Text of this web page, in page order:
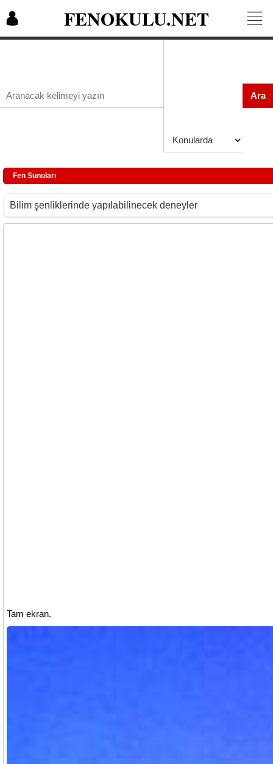
FENOKULU.NET
Ara
Fen Sunuları
Bilim şenliklerinde yapılabilinecek deneyler
Tam ekran.